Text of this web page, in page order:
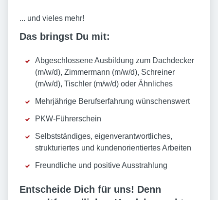
... und vieles mehr!
Das bringst Du mit:
Abgeschlossene Ausbildung zum Dachdecker
(m/w/d), Zimmermann (m/w/d), Schreiner
(m/w/d), Tischler (m/w/d) oder Ähnliches
Mehrjährige Berufserfahrung wünschenswert
PKW-Führerschein
Selbstständiges, eigenverantwortliches,
strukturiertes und kundenorientiertes Arbeiten
Freundliche und positive Ausstrahlung
Entscheide Dich für uns! Denn